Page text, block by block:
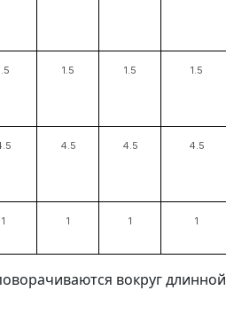
1.5 1.5 1.5
4.5 4.5 4.5
1 1 1 1
вокруг